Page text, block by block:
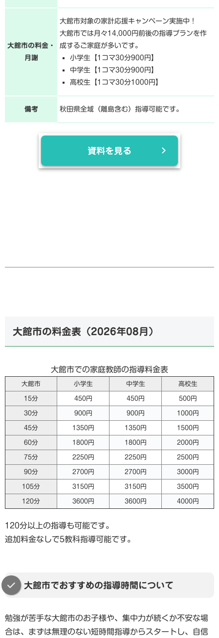
大館市の料金・
月謝
大館市対象の家計応援キャンペーン実施中！
大館市では月々14,000円前後の指導プランを作
成するご家庭が多いです。
小学生【1コマ30分900円】
中学生【1コマ30分900円】
高校生【1コマ30分1000円】
備考 秋田県全域（離島含む）指導可能です。
資料を見る
大館市の料金表（2026年08月）
大館市での家庭教師の指導料金表
大館市 小学生 中学生 高校生
15分 450円 450円 500円
30分 900円 900円 1000円
45分 1350円 1350円 1500円
60分 1800円 1800円 2000円
75分 2250円 2250円 2500円
90分 2700円 2700円 3000円
105分 3150円 3150円 3500円
120分 3600円 3600円 4000円
120分以上の指導も可能です。
追加料金なしで5教科指導可能です。
大館市でおすすめの指導時間について
勉強が苦手な大館市のお子様や、集中力が続くか不安な場
合は、まずは無理のない短時間指導からスタートし、自信